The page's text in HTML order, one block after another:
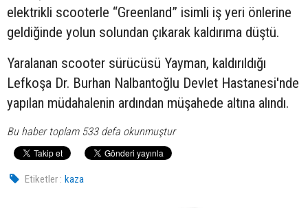
elektrikli scooterle “Greenland” isimli iş yeri önlerine
geldiğinde yolun solundan çıkarak kaldırıma düştü.
Yaralanan scooter sürücüsü Yayman, kaldırıldığı
Lefkoşa Dr. Burhan Nalbantoğlu Devlet Hastanesi'nde
yapılan müdahalenin ardından müşahede altına alındı.
Bu haber toplam 533 defa okunmuştur
Etiketler : kaza